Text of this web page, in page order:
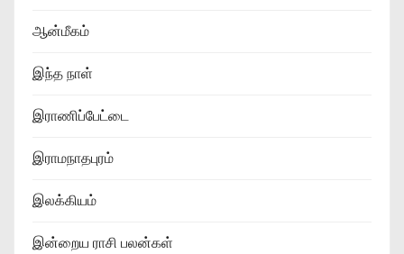
ஆன்மீகம்
இந்த நாள்
இராணிப்பேட்டை
இராமநாதபுரம்
இலக்கியம்
இன்றைய ராசி பலன்கள்